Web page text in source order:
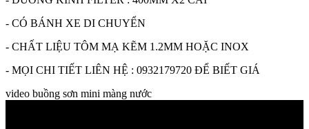
- CÓ BÁNH XE DI CHUYỂN
- CHẤT LIỆU TÔM MẠ KẼM 1.2MM HOẶC INOX
- MỌI CHI TIẾT LIÊN HỆ : 0932179720 ĐỂ BIẾT GIÁ
video buồng sơn mini màng nước